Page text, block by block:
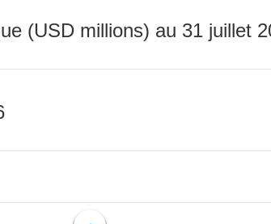
(USD millions) au 31 juillet